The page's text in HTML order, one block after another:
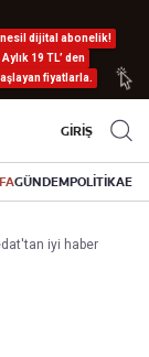
nesil dijital abonelik!
Aylık 19 TL’ den
fiyatlarla.
GİRİŞ
GÜNDEMPOLİTİKA
iyi haber